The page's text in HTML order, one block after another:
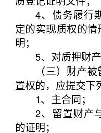
4、债务履行
定的实现质权的
明；
5、对质押财产
（三）财产被
置权的，应提交下
1、主合同；
2、留置财产
的证明；